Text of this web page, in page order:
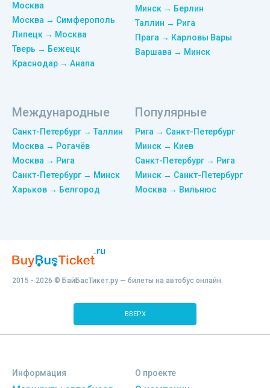
Москва
Москва → Симферополь
Липецк → Москва
Тверь → Бежецк
Краснодар → Анапа
Минск → Берлин
Таллин → Рига
Прага → Карловы Вары
Варшава → Минск
Международные
Санкт-Петербург → Таллин
Москва → Рогачёв
Москва → Рига
Санкт-Петербург → Минск
Харьков → Белгород
Популярные
Рига → Санкт-Петербург
Минск → Киев
Санкт-Петербург → Рига
Минск → Санкт-Петербург
Москва → Вильнюс
2015 - 2026 © БайБасТикет.ру — билеты на автобус онлайн.
ВВЕРХ
Информация О проекте